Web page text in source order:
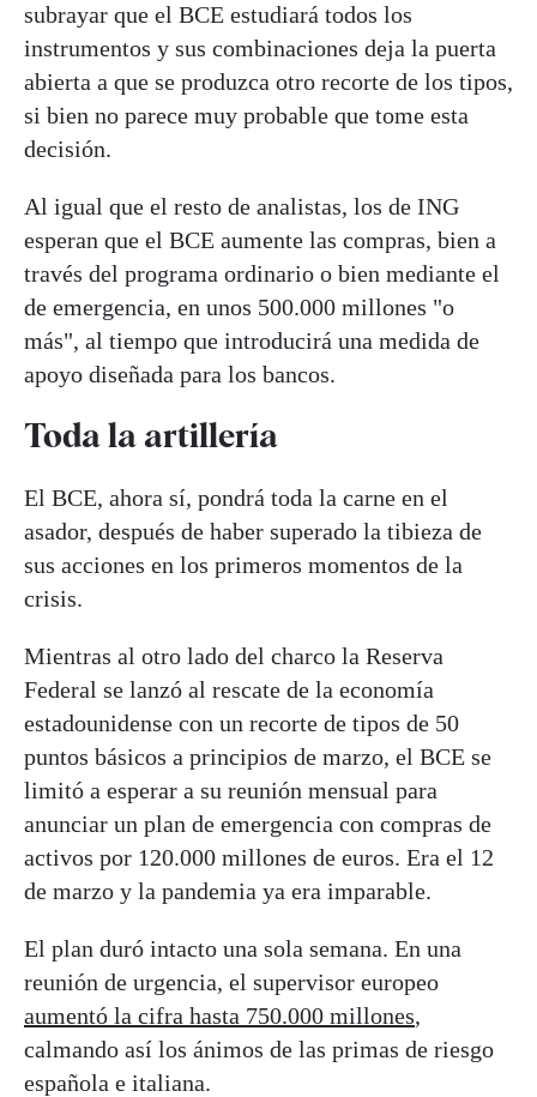
subrayar que el BCE estudiará todos los
instrumentos y sus combinaciones deja la puerta
abierta a que se produzca otro recorte de los tipos,
si bien no parece muy probable que tome esta
decisión.
Al igual que el resto de analistas, los de ING
esperan que el BCE aumente las compras, bien a
través del programa ordinario o bien mediante el
de emergencia, en unos 500.000 millones "o
más", al tiempo que introducirá una medida de
apoyo diseñada para los bancos.
Toda la artillería
El BCE, ahora sí, pondrá toda la carne en el
asador, después de haber superado la tibieza de
sus acciones en los primeros momentos de la
crisis.
Mientras al otro lado del charco la Reserva
Federal se lanzó al rescate de la economía
estadounidense con un recorte de tipos de 50
puntos básicos a principios de marzo, el BCE se
limitó a esperar a su reunión mensual para
anunciar un plan de emergencia con compras de
activos por 120.000 millones de euros. Era el 12
de marzo y la pandemia ya era imparable.
El plan duró intacto una sola semana. En una
reunión de urgencia, el supervisor europeo
aumentó la cifra hasta 750.000 millones,
calmando así los ánimos de las primas de riesgo
española e italiana.